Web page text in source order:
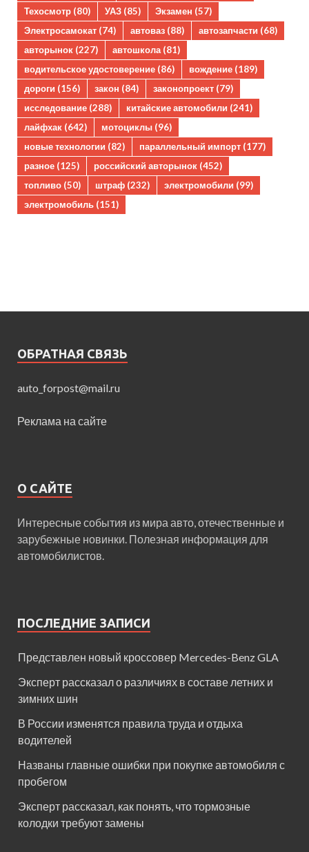
Техосмотр (80) УАЗ (85) Экзамен (57)
Электросамокат (74) автоваз (88) автозапчасти (68)
авторынок (227) автошкола(81)
водительское удостоверение (86) вождение (189)
дороги (156) закон (84) законопроект (79)
исследование (288) китайские автомобили (241)
лайфхак (642) мотоциклы (96)
новые технологии (82) параллельный импорт (177)
разное (125) российский авторынок (452)
топливо (50) штраф (232) электромобили (99)
электромобиль (151)
ОБРАТНАЯ СВЯЗЬ
auto_forpost@mail.ru
Реклама на сайте
О САЙТЕ
Интересные события из мира авто, отечественные и
зарубежные новинки. Полезная информация для
автомобилистов.
ПОСЛЕДНИЕ ЗАПИСИ
Представлен новый кроссовер Mercedes-Benz GLA
Эксперт рассказал о различиях в составе летних и
зимних шин
В России изменятся правила труда и отдыха
водителей
Названы главные ошибки при покупке автомобиля с
пробегом
Эксперт рассказал, как понять, что тормозные
колодки требуют замены